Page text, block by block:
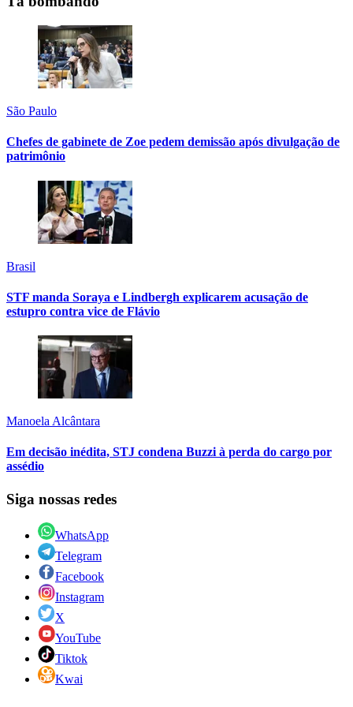
São Paulo
Chefes de gabinete de Zoe pedem demissão após divulgação de
patrimônio
Brasil
STF manda Soraya e Lindbergh explicarem acusação de
estupro contra vice de Flávio
Manoela Alcântara
Em decisão inédita, STJ condena Buzzi à perda do cargo por
assédio
Siga nossas redes
WhatsApp
Telegram
Facebook
Instagram
X
YouTube
Tiktok
Kwai